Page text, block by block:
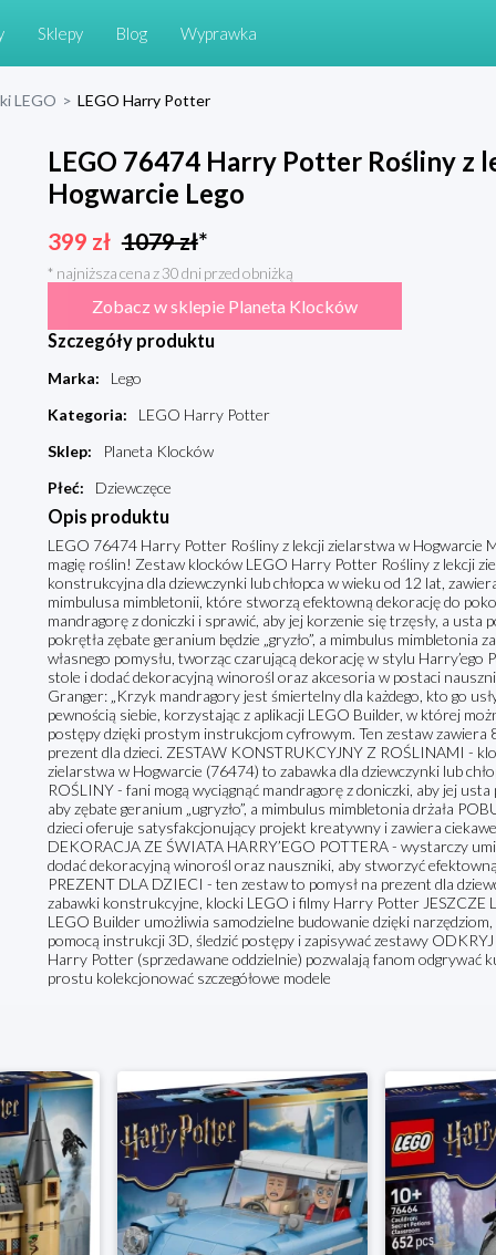
Sklepy Blog Wyprawka
LEGO > LEGO Harry Potter
LEGO 76474 Harry Potter Rośliny z
Hogwarcie Lego
399 zł 1079zł*
* najniższa cena z 30 dni przed obniżką
Zobacz w sklepie Planeta Klocków
Szczegóły produktu
Marka:
Lego
Kategoria:
LEGO Harry Potter
Sklep:
Planeta Klocków
Płeć: Dziewczęce
Opis produktu
LEGO 76474 Harry Potter Rośliny z lekcji zielarstwa w Hogwarcie
magię roślin! Zestaw klocków LEGO Harry Potter Rośliny z lekcji
konstrukcyjna dla dziewczynki lub chłopca w wieku od 12 lat,
mimbulusa mimbletonii, które stworzą efektowną dekorację do
mandragorę z doniczki i sprawić, aby jej korzenie się trzęsły, a usta
pokrętła zębate geranium będzie „gryzło”, a mimbulus mimbletonia
własnego pomysłu, tworząc czarującą dekorację w stylu
stole i dodać dekoracyjną winorośl oraz akcesoria w postaci
Granger: „Krzyk mandragory jest śmiertelny dla każdego, kto go
pewnością siebie, korzystając z aplikacji LEGO Builder, w której
postępy dzięki prostym instrukcjom cyfrowym. Ten zestaw zawiera
prezent dla dzieci. ZESTAW KONSTRUKCYJNY Z ROŚLINAMI -
zielarstwa w Hogwarcie (76474) to zabawka dla dziewczynki lub
ROŚLINY - fani mogą wyciągnąć mandragorę z doniczki, aby jej
aby zębate geranium „ugryzło”, a mimbulus mimbletonia drżała
dzieci oferuje satysfakcjonujący projekt kreatywny i zawiera
DEKORACJA ZE ŚWIATA HARRY’EGO POTTERA - wystarczy
dodać dekoracyjną winorośl oraz nauszniki, aby stworzyć
PREZENT DLA DZIECI - ten zestaw to pomysł na prezent dla
zabawki konstrukcyjne, klocki LEGO i filmy Harry Potter JESZCZE
LEGO Builder umożliwia samodzielne budowanie dzięki
pomocą instrukcji 3D, śledzić postępy i zapisywać zestawy
Harry Potter (sprzedawane oddzielnie) pozwalają fanom odgrywać
prostu kolekcjonować szczegółowe modele